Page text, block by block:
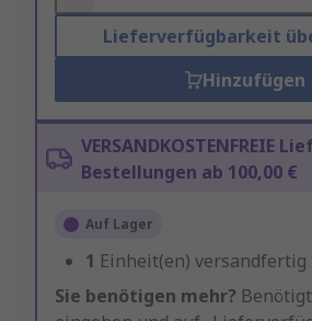
Lieferverfügbarkeit
Hinzufügen
VERSANDKOSTENFREIE
Bestellungen ab 100,00 €
Auf Lager
1 Einheit(en) versandfertig
Sie benötigen mehr?